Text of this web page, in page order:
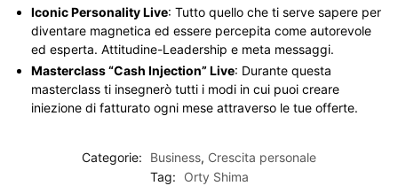
Iconic Personality Live: Tutto quello che ti serve sapere per
diventare magnetica ed essere percepita come autorevole
ed esperta. Attitudine-Leadership e meta messaggi.
Masterclass “Cash Injection” Live: Durante questa
masterclass ti insegnerò tutti i modi in cui puoi creare
iniezione di fatturato ogni mese attraverso le tue offerte.
Categorie: Business, Crescita personale
Tag:
Orty Shima